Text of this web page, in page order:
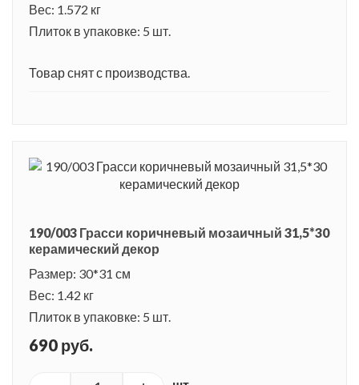
Вес: 1.572 кг
Плиток в упаковке: 5 шт.
Товар снят с производства.
190/003 Грасси коричневый мозаичный 31,5*30
керамический декор
Размер: 30*31 см
Вес: 1.42 кг
Плиток в упаковке: 5 шт.
690 руб.